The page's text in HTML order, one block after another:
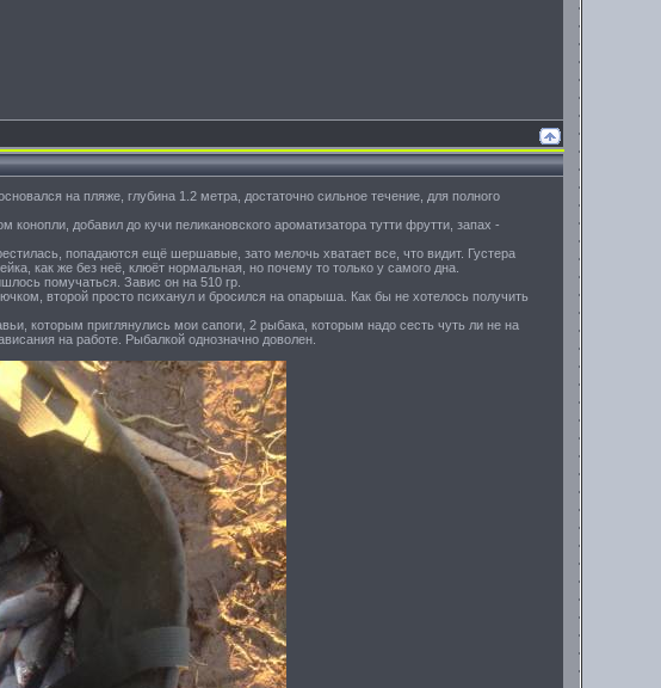
на пляже, глубина 1.2 метра, достаточно сильное течение, для полного
добавил до кучи пеликановского ароматизатора тутти фрутти, запах -
попадаются ещё шершавые, зато мелочь хватает все, что видит. Густера
как же без неё, клюёт нормальная, но почему то только у самого дна.
помучаться. Завис он на 510 гр.
второй просто психанул и бросился на опарыша. Как бы не хотелось получить
которым приглянулись мои сапоги, 2 рыбака, которым надо сесть чуть ли не на
на работе. Рыбалкой однозначно доволен.